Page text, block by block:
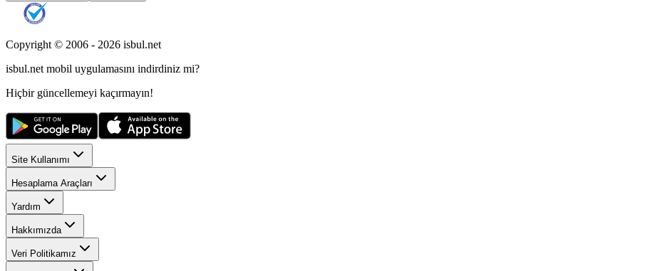
Copyright © 2006 - 2026 isbul.net
isbul.net mobil uygulamasını indirdiniz mi?
Hiçbir güncellemeyi kaçırmayın!
Site Kullanımı
Hesaplama Araçları
Yardım
Hakkımızda
Veri Politikamız